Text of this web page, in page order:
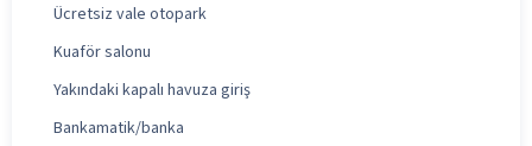
Ücretsiz vale otopark
Kuaför salonu
Yakındaki kapalı havuza giriş
Bankamatik/banka